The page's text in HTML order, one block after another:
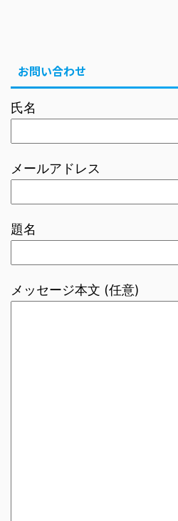
お問い合わせ
氏名
メールアドレス
題名
メッセージ本文 (任意)